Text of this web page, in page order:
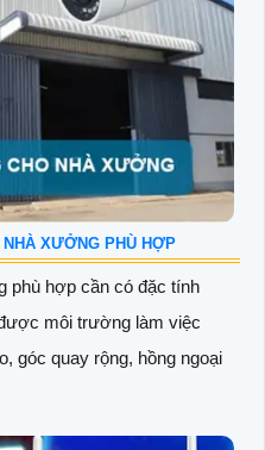
XƯỞNG PHÙ HỢP
phù hợp cần có đặc tính
môi trường làm việc
góc quay rộng, hồng ngoại